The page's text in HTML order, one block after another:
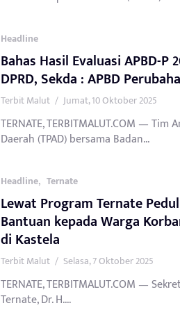
Headline
Bahas Hasil Evaluasi APBD-P
DPRD, Sekda : APBD
Terbit Malut / Jumat, 10 Oktober 2025
TERNATE, TERBITMALUT.COM —
Daerah (TPAD) bersama Badan...
Headline, Ternate
Lewat Program Ternate
Bantuan kepada Warga
di Kastela
Terbit Malut / Selasa, 7 Oktober 2025
TERNATE, TERBITMALUT.COM —
Ternate, Dr. H....